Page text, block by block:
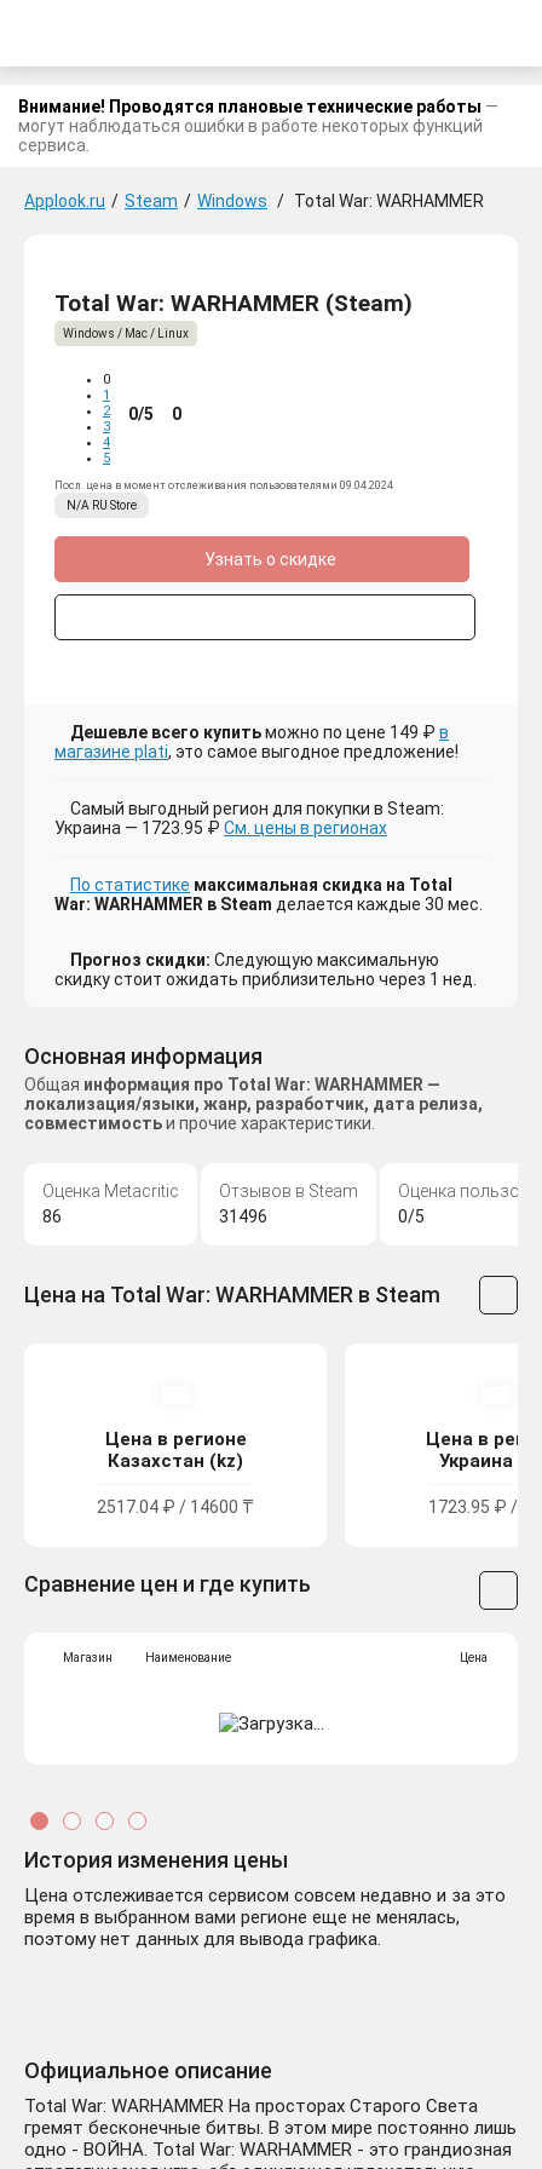
Внимание! Проводятся плановые технические работы —
могут наблюдаться ошибки в работе некоторых функций
сервиса.
Applook.ru / Steam / Windows / Total War: WARHAMMER
Total War: WARHAMMER (Steam)
Windows / Mac / Linux
0
1
2
3
4
5
0/5 0
Посл. цена в момент отслеживания пользователями 09.04.2024
N/A RU Store
Узнать о скидке
Дешевле всего купитьможно по цене 149 ₽ в
магазине plati, это самое выгодное предложение!
Самый выгодный регион для покупки в Steam:
Украина — 1723.95 ₽ См. цены в регионах
По статистике максимальная скидка на Total
War: WARHAMMER в Steam делается каждые 30 мес.
Прогноз скидки: Следующую максимальную
скидку стоит ожидать приблизительно через 1 нед.
Основная информация
Общая информация про Total War: WARHAMMER —
локализация/языки, жанр, разработчик, дата релиза,
совместимостьи прочие характеристики.
Оценка Metacritic
86
Отзывов в Steam
31496
Оценка
0/5
Цена на Total War: WARHAMMER в Steam
Цена в регионе
Казахстан (kz)
2517.04 ₽ / 14600 ₸
Цена в
Украина
1723.95 ₽ /
Сравнение цен и где купить
Магазин Наименование Цена
История изменения цены
Цена отслеживается сервисом совсем недавно и за это
время в выбранном вами регионе еще не менялась,
поэтому нет данных для вывода графика.
Официальное описание
Total War: WARHAMMER На просторах Старого Света
гремят бесконечные битвы. В этом мире постоянно лишь
одно - ВОЙНА. Total War: WARHAMMER - это грандиозная